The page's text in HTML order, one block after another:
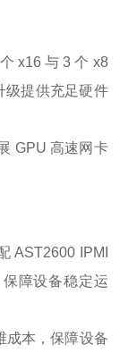
x16 与 3 个 x8
级提供充足硬件
GPU 高速网卡
AST2600 IPMI
障设备稳定运
成本，保障设备